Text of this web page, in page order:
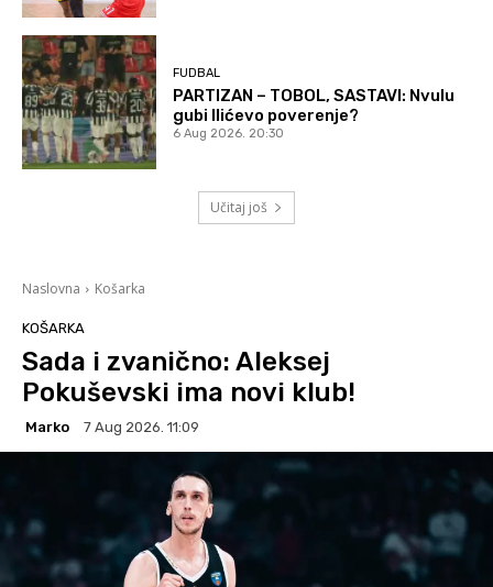
FUDBAL
PARTIZAN – TOBOL, SASTAVI: Nvulu
gubi Ilićevo poverenje?
6 Aug 2026. 20:30
Učitaj još